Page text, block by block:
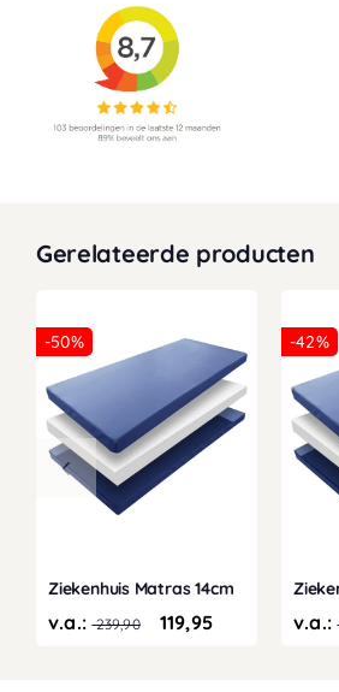
Gerelateerde producten
-50%
Ziekenhuis Matras 14cm
v.a.:239,90 119,95
-42%
v.a.: